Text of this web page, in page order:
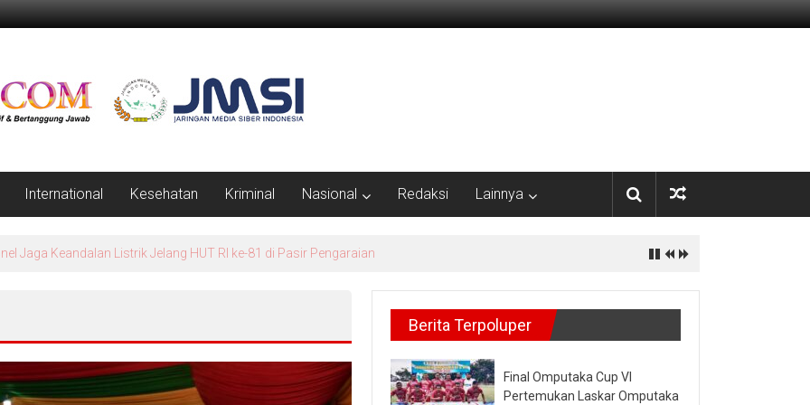
International Kesehatan Kriminal Nasional Redaksi Lainnya
Pelosok Kepulauan Meranti
Berita Terpoluper
Final Omputaka Cup VI
Pertemukan Laskar Omputaka